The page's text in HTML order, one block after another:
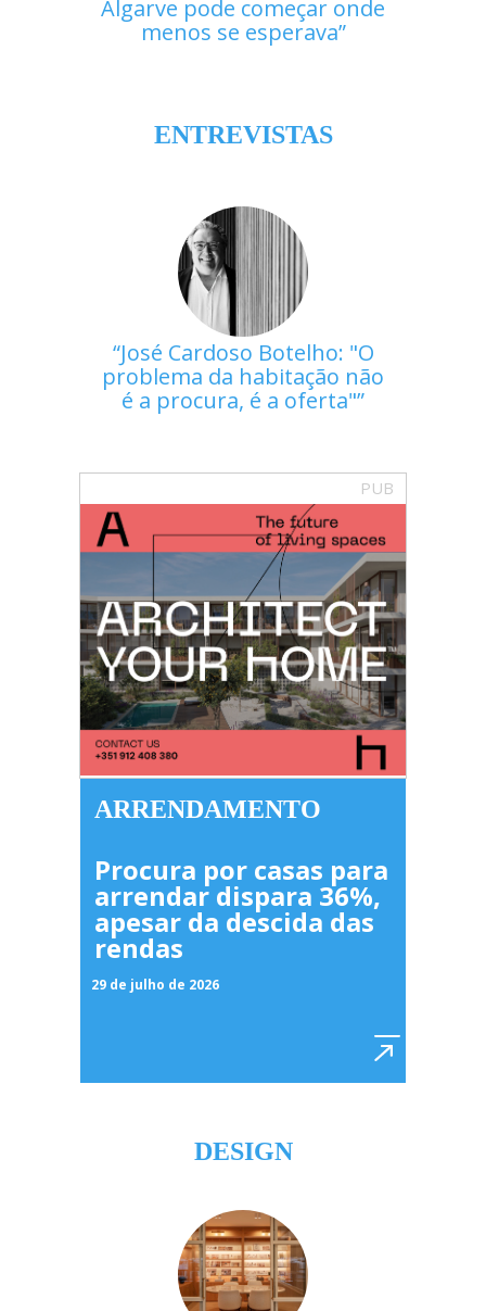
Algarve pode começar onde
menos se esperava
ENTREVISTAS
José Cardoso Botelho: "O
problema da habitação não
é a procura, é a oferta"
PUB
ARRENDAMENTO
Procura por casas para
arrendar dispara 36%,
apesar da descida das
rendas
29 de julho de 2026
DESIGN